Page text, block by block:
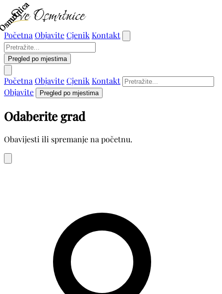
Početna ObjaviteCjenik Kontakt
Pregled po mjestima
Početna ObjaviteCjenik Kontakt
Objavite
Pregled po mjestima
Odaberite grad
Obavijesti ili spremanje na početnu.